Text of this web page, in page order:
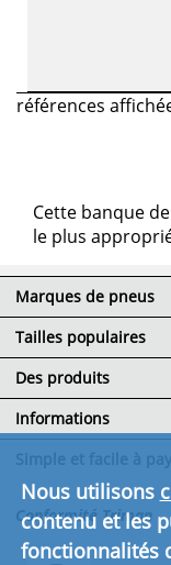
références
Cette banque
le plus
Marques de pneus
Tailles populaires
Des produits
Informations
Conformité Triman
Nous utilisons
contenu et les
fonctionnalités